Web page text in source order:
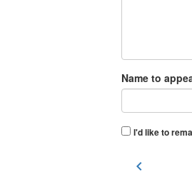
Name to
I'd like to
chevron_left